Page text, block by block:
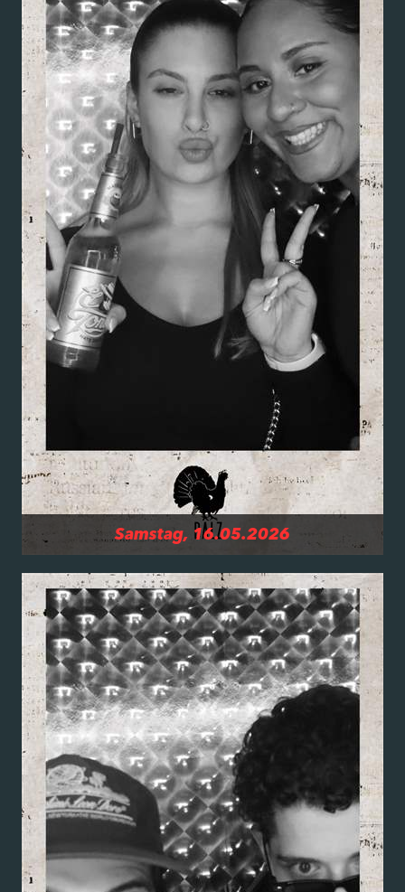
Samstag, 16.05.2026